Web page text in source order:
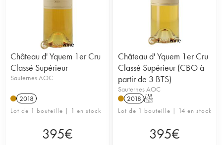
Château d' Yquem 1er Cru
Classé Supérieur
Sauternes AOC
2018
Lot de 1 bouteille | 1 en stock
395€
Château d' Yquem 1er Cru
Classé Supérieur (CBO à
partir de 3 BTS)
Sauternes AOC
2018 T
Lot de 1 bouteille | 14 en stock
395€